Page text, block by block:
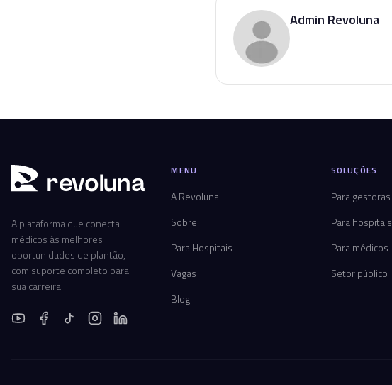
Admin Revoluna
revoluna
A plataforma que conecta
médicos às melhores
oportunidades de plantão,
com suporte completo para
sua carreira.
MENU
A Revoluna
Sobre
Para Hospitais
Vagas
Blog
SOLUÇÕES
Para gestoras
Para hospitais
Para médicos
Setor público